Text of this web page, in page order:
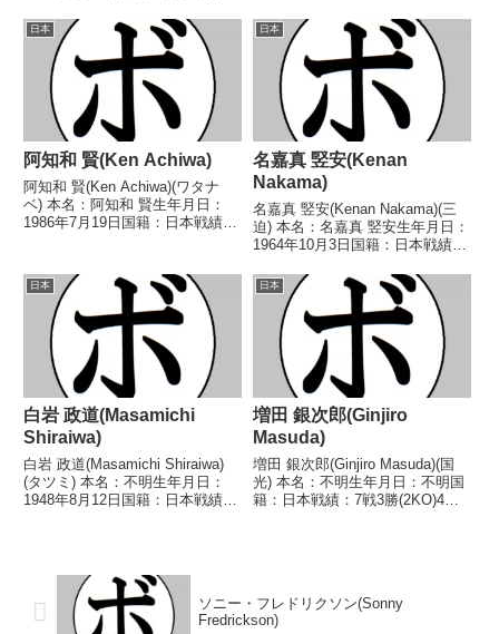
イトル】2016年度西部日本ウェ
ルター級新人王 【戦歴】
2014/04/27 ○4R...
判定 (採点不明) 川上 勝美(リキ
金谷)19...
日本
阿知和 賢(Ken Achiwa)
阿知和 賢(Ken Achiwa)(ワタナ
ベ) 本名：阿知和 賢生年月日：
1986年7月19日国籍：日本戦績：
2006/03/27 ○4RTKO 川松 秀
永(ファイティング原田...
日本
名嘉真 竪安(Kenan
Nakama)
名嘉真 竪安(Kenan Nakama)(三
迫) 本名：名嘉真 竪安生年月日：
1964年10月3日国籍：日本戦績：
ル】なし 【戦歴】1983/04/05
○2RKO 比嘉 幸正(竜反
町)1983/07/0...
日本
白岩 政道(Masamichi
Shiraiwa)
白岩 政道(Masamichi Shiraiwa)
(タツミ) 本名：不明生年月日：
1948年8月12日国籍：日本戦績：
(東拳松戸)1967...
日本
増田 銀次郎(Ginjiro
Masuda)
増田 銀次郎(Ginjiro Masuda)(国
光) 本名：不明生年月日：不明国
籍：日本戦績：7戦3勝(2KO)4
ソニー・フレドリクソン(Sonny
Fredrickson)